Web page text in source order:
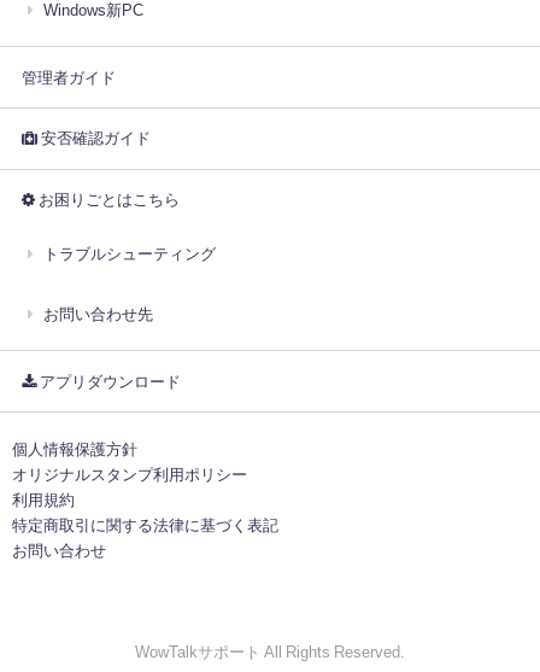
Windows新PC
管理者ガイド
安否確認ガイド
お困りごとはこちら
トラブルシューティング
お問い合わせ先
アプリダウンロード
個人情報保護方針
オリジナルスタンプ利用ポリシー
利用規約
特定商取引に関する法律に基づく表記
お問い合わせ
WowTalkサポート All Rights Reserved.